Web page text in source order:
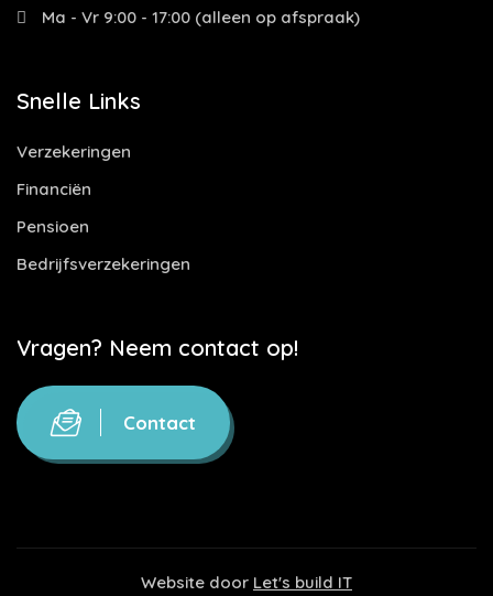
Ma - Vr 9:00 - 17:00 (alleen op afspraak)
Snelle Links
Verzekeringen
Financiën
Pensioen
Bedrijfsverzekeringen
Vragen? Neem contact op!
Contact
Website door Let's build IT